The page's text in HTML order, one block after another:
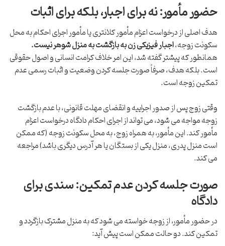
حضور مأمور: نه برای اجبار، بلکه برای اثبات
هدف اصلی از درخواست اعزام مأمور کلانتری یا مأمور اجرای احکام به محل
سکونت زوجه،اجبار فیزیکی زن به بازگشت به منزل شوهر نیست.
همانطور که پیشتر گفته شد، این امر خلاف کرامت انسانی و اصول حقوقی
است. بلکه هدف، صرفاً صورت جلسه کردن وضعیت و اثبات رسمی عدم
تمکین زوجه است.
وقتی زوج پس از صدور اجراییه و انقضای مهلت قانونی، با عدم بازگشت
زوجه مواجه می شود، می تواند از اجرای احکام دادگاه درخواست اعزام
مأمور کند. این مأمور، به همراه زوج، به محل سکونت زوجه (که ممکن
است منزل پدری، منزل یکی از بستگان یا هر آدرس دیگری باشد) مراجعه
می کند.
صورت جلسه کردن عدم تمکین: سندی برای
دادگاه
در حضور مأمور، از زوجه خواسته می شود که به منزل مشترک بازگردد و
تمکین کند. دو حالت ممکن است پیش آید: